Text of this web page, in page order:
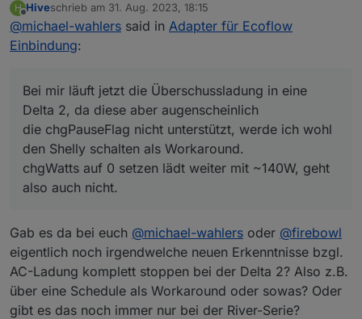
H
Offline
Hiveschrieb am 31. Aug. 2023, 18:15
zuletzt editiert von
@michael-wahlers said in Adapter für Ecoflow
Einbindung:
Bei mir läuft jetzt die Überschussladung in eine
Delta 2, da diese aber augenscheinlich
die chgPauseFlag nicht unterstützt, werde ich wohl
den Shelly schalten als Workaround.
chgWatts auf 0 setzen lädt weiter mit ~140W, geht
also auch nicht.
Gab es da bei euch @michael-wahlers oder @firebowl
eigentlich noch irgendwelche neuen Erkenntnisse bzgl.
AC-Ladung komplett stoppen bei der Delta 2? Also z.B.
über eine Schedule als Workaround oder sowas? Oder
gibt es das noch immer nur bei der River-Serie?